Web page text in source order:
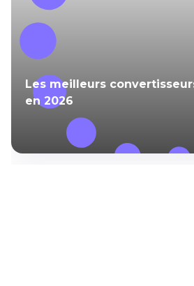
Les meilleurs
en 2026